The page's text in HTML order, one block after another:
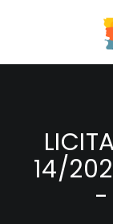
HOME
14/
-